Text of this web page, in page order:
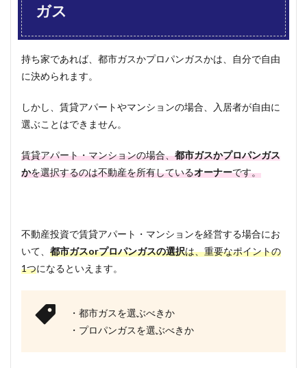
ガス
持ち家であれば、都市ガスかプロパンガスかは、自分で自由
に決められます。
しかし、賃貸アパートやマンションの場合、入居者が自由に
選ぶことはできません。
賃貸アパート・マンションの場合、都市ガスかプロパンガス
かを選択するのは不動産を所有しているオーナーです。
不動産投資で賃貸アパート・マンションを経営する場合にお
いて、 都市ガスorプロパンガスの選択は、重要なポイントの
1つになるといえます。
・都市ガスを選ぶべきか
・プロパンガスを選ぶべきか